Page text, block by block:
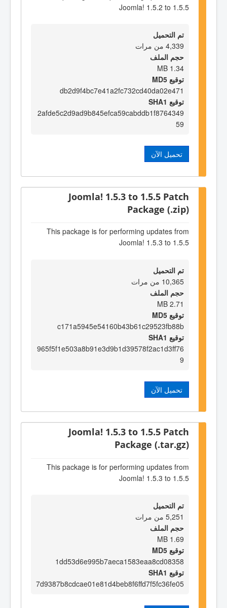
Joomla! 1.5.2 to 1.5.5
تم التحميل
4,339 من مرات
حجم الملف
1.34 MB
توقيع MD5
db2d9f4bc7e41a2fc732cd40da02e471
توقيع SHA1
2afde5c2d9ad9b845efca59cabddb1f8764349
59
تحميل الآن
Joomla! 1.5.3 to 1.5.5 Patch
Package (.zip)
This package is for performing updates from
Joomla! 1.5.3 to 1.5.5
تم التحميل
10,365 من مرات
حجم الملف
2.71 MB
توقيع MD5
c171a5945e54160b43b61c29523fb88b
توقيع SHA1
965f5f1e503a8b91e3d9b1d39578f2ac1d3ff76
9
تحميل الآن
Joomla! 1.5.3 to 1.5.5 Patch
Package (.tar.gz)
This package is for performing updates from
Joomla! 1.5.3 to 1.5.5
تم التحميل
5,251 من مرات
حجم الملف
1.69 MB
توقيع MD5
1dd53d6e995b7aeca1583eaa8cd08358
توقيع SHA1
7d9387b8cdcae01e81d4beb8f6ffd7f5fc36fe05